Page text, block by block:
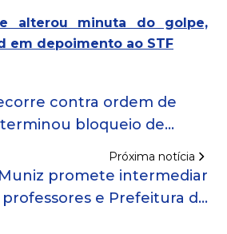
alterou minuta do golpe,
em depoimento ao STF
contra ordem de
bloqueio de
Próxima notícia
promete intermediar
e Prefeitura de